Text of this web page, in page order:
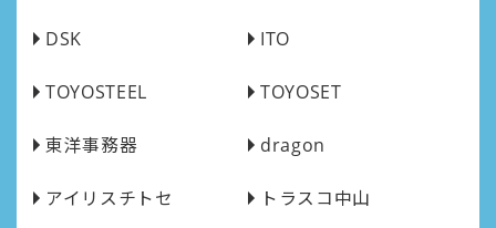
DSK ITO
TOYOSTEEL TOYOSET
東洋事務器 dragon
アイリスチトセ トラスコ中山